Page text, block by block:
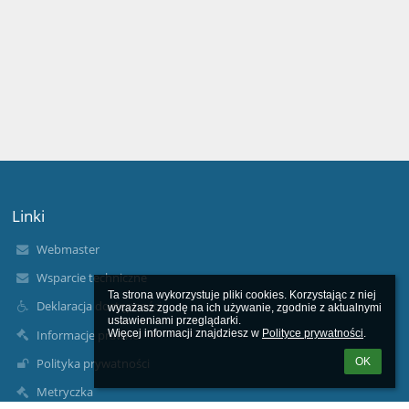
Ta strona wykorzystuje pliki cookies. Korzystając z niej
wyrażasz zgodę na ich używanie, zgodnie z aktualnymi
ustawieniami przeglądarki.
Więcej informacji znajdziesz w Polityce prywatności.
OK
Linki
Webmaster
Wsparcie techniczne
Deklaracja dostępności
Informacje prawne
Polityka prywatności
Metryczka